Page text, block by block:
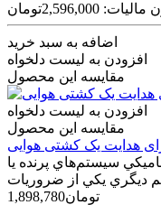
2,596,000تومان
اضافه به سبد خرید
افزودن به لیست دلخواه
مقایسه این محصول
افزودن به لیست دلخواه
مقایسه این محصول
هدایت یک کشتی هوایی
سيستم‌هاي پرنده يا
1,898,780تومان